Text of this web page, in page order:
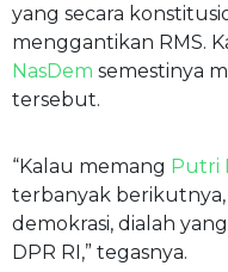
yang secara
menggantikan RMS.
NasDem semestinya
tersebut.
“Kalau memang Putri
terbanyak berikutnya,
demokrasi, dialah
DPR RI,” tegasnya.